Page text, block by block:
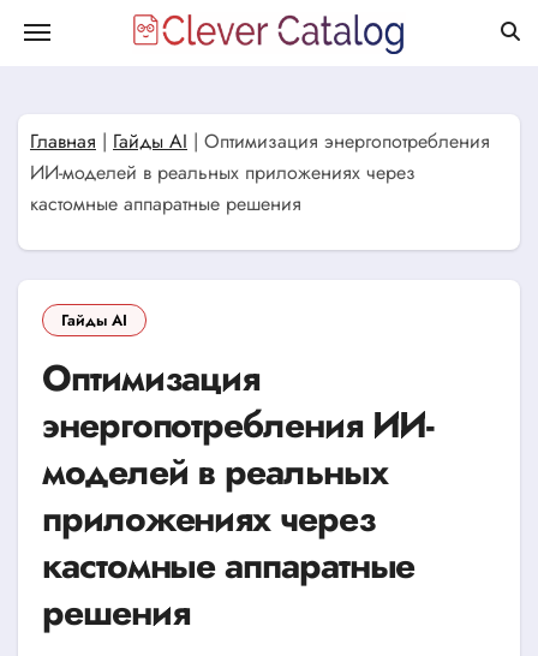
Главная | Гайды AI | Оптимизация энергопотребления
ИИ-моделей в реальных приложениях через
кастомные аппаратные решения
Гайды AI
Оптимизация
энергопотребления ИИ-
моделей в реальных
приложениях через
кастомные аппаратные
решения